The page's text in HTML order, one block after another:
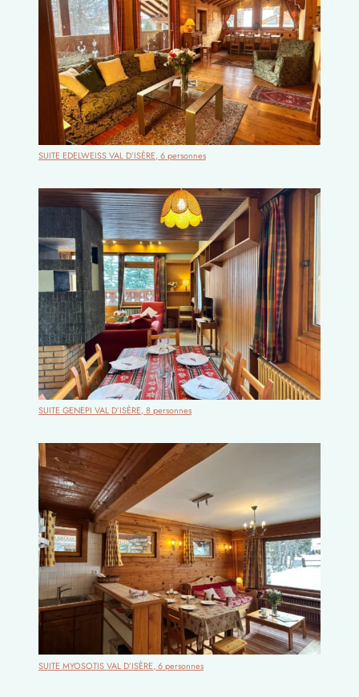
SUITE EDELWEISS VAL D’ISÈRE, 6 personnes
SUITE GENEPI VAL D’ISÈRE, 8 personnes
SUITE MYOSOTIS VAL D’ISÈRE, 6 personnes